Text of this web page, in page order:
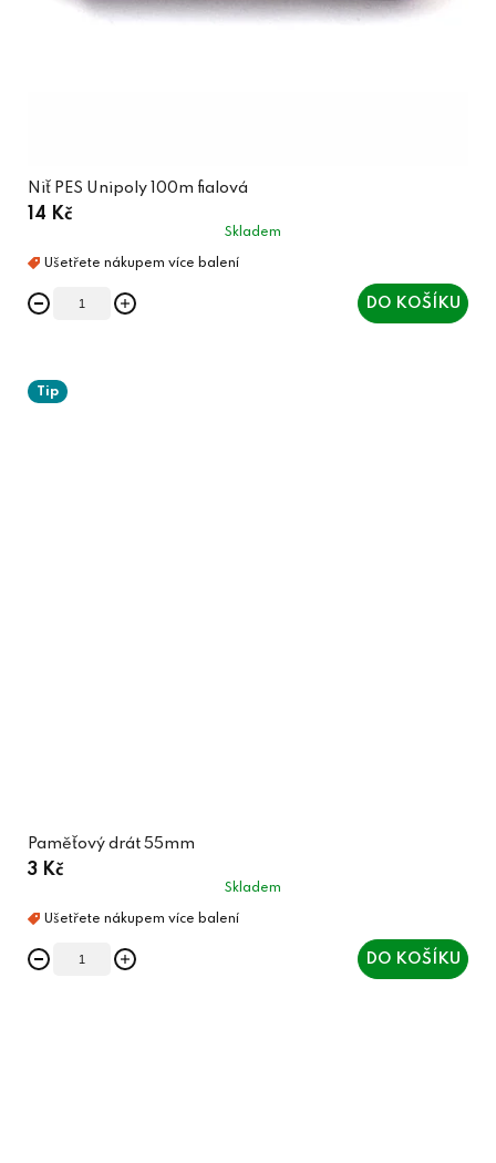
Niť PES Unipoly 100m fialová
14 Kč
Skladem
DO KOŠÍKU
Tip
Paměťový drát 55mm
3 Kč
Skladem
DO KOŠÍKU